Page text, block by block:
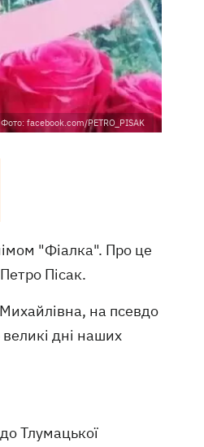
Фото: facebook.com/PETRO_PISAK
"Фіалка". Про це
Пісак.
на псевдо
дні наших
Тлумацької